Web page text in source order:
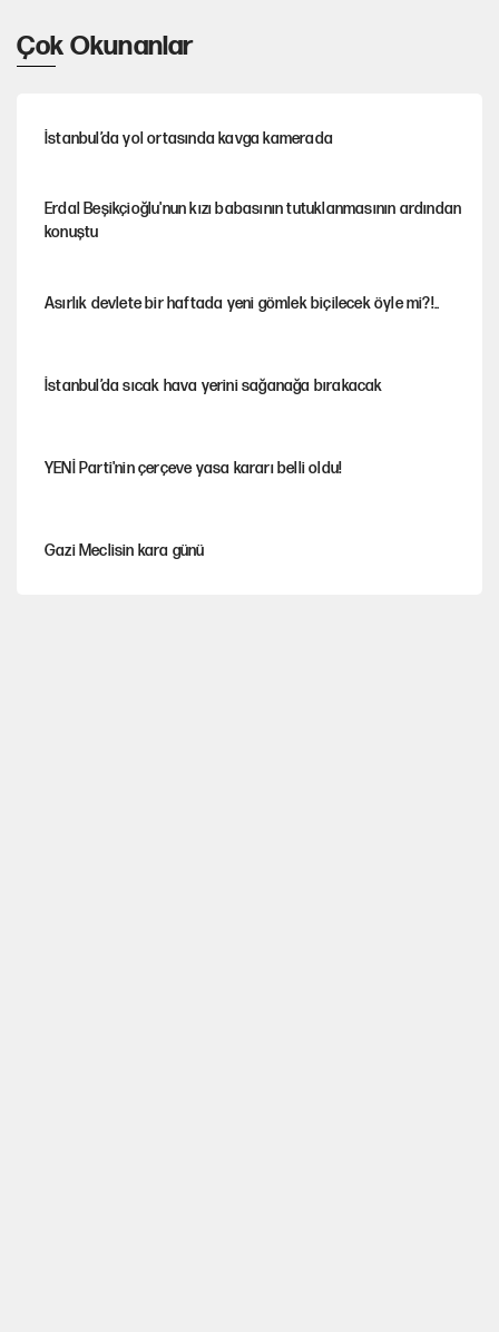
Çok Okunanlar
İstanbul’da yol ortasında kavga kamerada
Erdal Beşikçioğlu'nun kızı babasının tutuklanmasının ardından
konuştu
Asırlık devlete bir haftada yeni gömlek biçilecek öyle mi?!..
İstanbul’da sıcak hava yerini sağanağa bırakacak
YENİ Parti'nin çerçeve yasa kararı belli oldu!
Gazi Meclisin kara günü